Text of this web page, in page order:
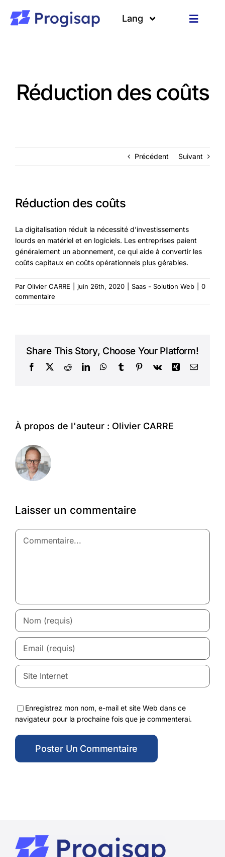
contenu
Toggle
Lang
Réduction des coûts
Précédent Suivant
Réduction des coûts
La digitalisation réduit la nécessité d’investissements
lourds en matériel et en logiciels. Les entreprises paient
généralement un abonnement, ce qui aide à convertir les
coûts capitaux en coûts opérationnels plus gérables.
Par Olivier CARRE juin 26th, 2020 Saas - Solution Web
0
commentaire
Share This Story, Choose Your Platform!
Facebook
X RedditLinkedInWhatsApp
TumblrPinterest
Vk Xing Courriel
À propos de l'auteur : Olivier CARRE
Laisser un commentaire
Commentaire
Enregistrez mon nom, e-mail et site Web dans ce
navigateur pour la prochaine fois que je commenterai.